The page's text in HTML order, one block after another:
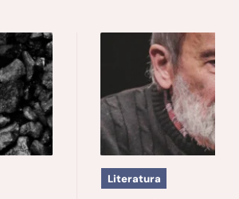
Literatura